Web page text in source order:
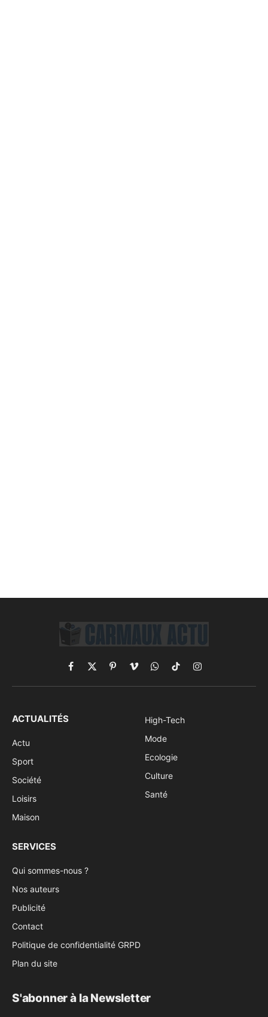
Facebook
X
(Twitter)
PinterestVimeoWhatsApp
TikTokInstagram
ACTUALITÉS
Actu
Sport
Société
Loisirs
Maison
High-Tech
Mode
Ecologie
Culture
Santé
SERVICES
Qui sommes-nous ?
Nos auteurs
Publicité
Contact
Politique de confidentialité GRPD
Plan du site
S'abonner à la Newsletter